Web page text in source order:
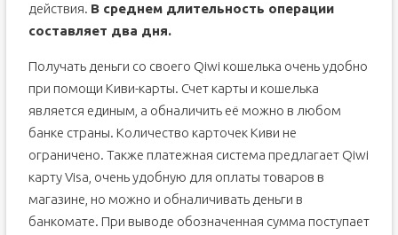
действия. В среднем длительность операции
составляет два дня.
Получать деньги со своего Qiwi кошелька очень удобно
при помощи Киви-карты. Счет карты и кошелька
является единым, а обналичить её можно в любом
банке страны. Количество карточек Киви не
ограничено. Также платежная система предлагает Qiwi
карту Visa, очень удобную для оплаты товаров в
магазине, но можно и обналичивать деньги в
банкомате. При выводе обозначенная сумма поступает